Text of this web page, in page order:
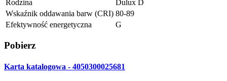
Rodzina
Dulux D
Wskaźnik oddawania barw (CRI) 80-89
Efektywność energetyczna
G
Pobierz
Karta katalogowa - 4050300025681